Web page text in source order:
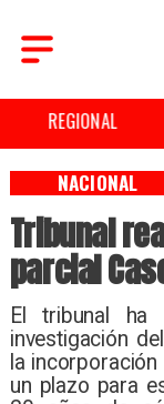
REGIONAL
Tribunal
parcial
El tribunal ha
investigación
la
un plazo para
NACIONAL